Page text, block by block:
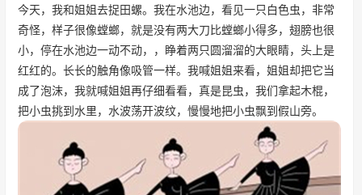
今天，我和姐姐去捉田螺。我在水池边，看见一只白色虫，非常
奇怪，样子很像螳螂，就是没有两大刀比螳螂小得多，翅膀也很
小，停在水池边一动不动，，睁着两只圆溜溜的大眼睛，头上是
红红的。长长的触角像吸管一样。我喊姐姐来看，姐姐却把它当
成了泡沫，我就喊姐姐再仔细看看，真是昆虫，我们拿起木棍，
把小虫挑到水里，水波荡开波纹，慢慢地把小虫飘到假山旁。